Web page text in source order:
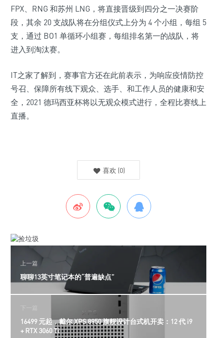
FPX、RNG 和苏州 LNG，将直接晋级到四分之一决赛阶
段 ，其余 20 支战队将在分组仪式上分为 4 个小组，每组 5
支，通过 BO1 单循环小组赛，每组排名第一的战队，将
进入到淘汰赛。
IT之家了解到，赛事官方还在此前表示，为响应疫情防控
号召、保障所有线下观众、选手、和工作人员的健康和安
全，2021 德玛西亚杯将以无观众模式进行 ，全程比赛线上
直播。
喜欢 (0)
上一篇
聊聊13英寸笔记本的“普遍缺点”
下一篇
16499 元起，戴尔 XPS 8950 旗舰设计台式机开卖：12 代 i9
+ RTX 3060 Ti